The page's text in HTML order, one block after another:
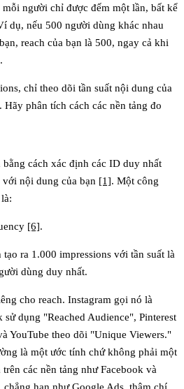
người chỉ được đếm một lần, bất kể
dụ, nếu 500 người dùng khác nhau
reach của bạn là 500, ngay cả khi
chỉ theo dõi tần suất nội dung của
phân tích cách các nền tảng đo
bằng cách xác định các ID duy nhất
nội dung của bạn [1]. Một công
[6].
ra 1.000 impressions với tần suất là
dùng duy nhất.
cho reach. Instagram gọi nó là
dụng "Reached Audience", Pinterest
YouTube theo dõi "Unique Viewers."
là một ước tính chứ không phải một
các nền tảng như Facebook và